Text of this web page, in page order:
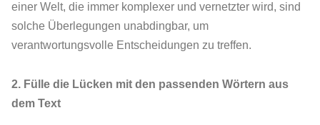
einer Welt, die immer komplexer und vernetzter wird, sind
solche Überlegungen unabdingbar, um
verantwortungsvolle Entscheidungen zu treffen.
2. Fülle die Lücken mit den passenden Wörtern aus
dem Text